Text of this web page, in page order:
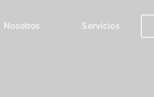
Nosotros Servicios